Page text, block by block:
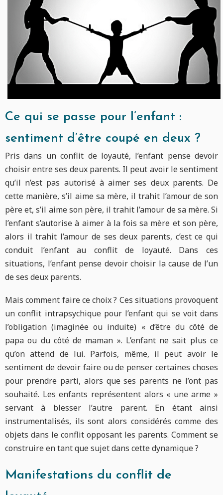
Ce qui se passe pour l’enfant :
sentiment d’être coupé en deux ?
Pris dans un conflit de loyauté, l’enfant pense devoir
choisir entre ses deux parents. Il peut avoir le sentiment
qu’il n’est pas autorisé à aimer ses deux parents. De
cette manière, s’il aime sa mère, il trahit l’amour de son
père et, s’il aime son père, il trahit l’amour de sa mère. Si
l’enfant s’autorise à aimer à la fois sa mère et son père,
alors il trahit l’amour de ses deux parents, c’est ce qui
conduit l’enfant au conflit de loyauté. Dans ces
situations, l’enfant pense devoir choisir la cause de l’un
de ses deux parents.
Mais comment faire ce choix ? Ces situations provoquent
un conflit intrapsychique pour l’enfant qui se voit dans
l’obligation (imaginée ou induite) « d’être du côté de
papa ou du côté de maman ». L’enfant ne sait plus ce
qu’on attend de lui. Parfois, même, il peut avoir le
sentiment de devoir faire ou de penser certaines choses
pour prendre parti, alors que ses parents ne l’ont pas
souhaité. Les enfants représentent alors « une arme »
servant à blesser l’autre parent. En étant ainsi
instrumentalisés, ils sont alors considérés comme des
objets dans le conflit opposant les parents. Comment se
construire en tant que sujet dans cette dynamique ?
Manifestations du conflit de